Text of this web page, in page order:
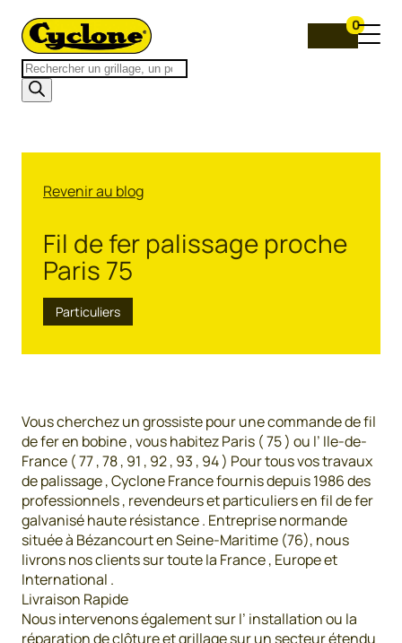
Recherche
de
produits
0
Revenir au blog
Fil de fer palissage proche
Paris 75
Particuliers
Vous cherchez un grossiste pour une commande de fil
de fer en bobine , vous habitez Paris ( 75 ) ou l’ Ile-de-
France ( 77 , 78 , 91 , 92 , 93 , 94 ) Pour tous vos travaux
de palissage , Cyclone France fournis depuis 1986 des
professionnels , revendeurs et particuliers en fil de fer
galvanisé haute résistance . Entreprise normande
située à Bézancourt en Seine-Maritime (76), nous
livrons nos clients sur toute la France , Europe et
International .
Livraison Rapide
Nous intervenons également sur l’ installation ou la
réparation de clôture et grillage sur un secteur étendu